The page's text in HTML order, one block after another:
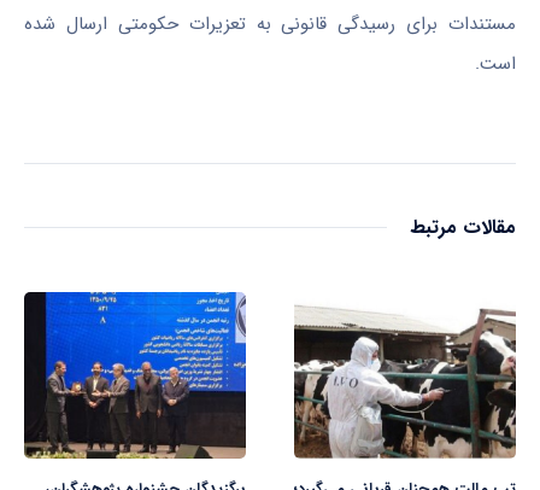
مستندات برای رسیدگی قانونی به تعزیرات حکومتی ارسال شده
است.
مقالات مرتبط